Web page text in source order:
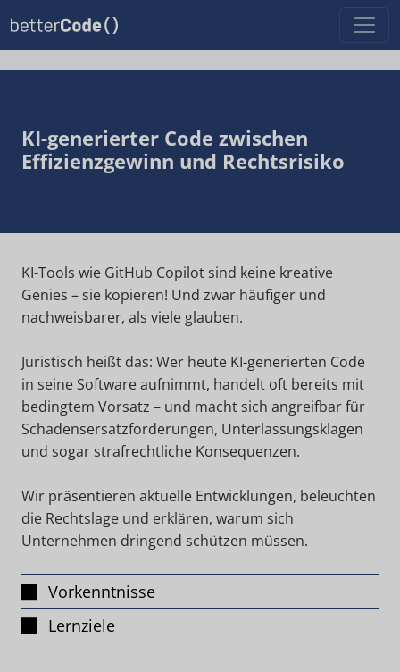
KI-generierter Code zwischen
Effizienzgewinn und Rechtsrisiko
KI-Tools wie GitHub Copilot sind keine kreative
Genies – sie kopieren! Und zwar häufiger und
nachweisbarer, als viele glauben.
Juristisch heißt das: Wer heute KI-generierten Code
in seine Software aufnimmt, handelt oft bereits mit
bedingtem Vorsatz – und macht sich angreifbar für
Schadensersatzforderungen, Unterlassungsklagen
und sogar strafrechtliche Konsequenzen.
Wir präsentieren aktuelle Entwicklungen, beleuchten
die Rechtslage und erklären, warum sich
Unternehmen dringend schützen müssen.
Vorkenntnisse
Lernziele